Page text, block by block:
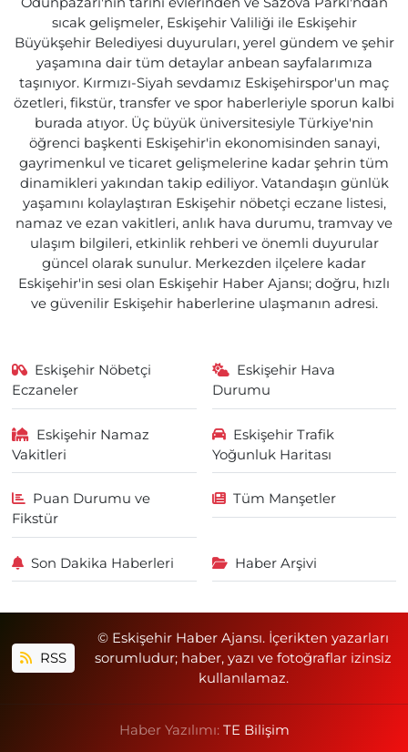
sıcak gelişmeler, Eskişehir Valiliği ile Eskişehir
Büyükşehir Belediyesi duyuruları, yerel gündem ve şehir
yaşamına dair tüm detaylar anbean sayfalarımıza
taşınıyor. Kırmızı-Siyah sevdamız Eskişehirspor'un maç
özetleri, fikstür, transfer ve spor haberleriyle sporun kalbi
burada atıyor. Üç büyük üniversitesiyle Türkiye'nin
öğrenci başkenti Eskişehir'in ekonomisinden sanayi,
gayrimenkul ve ticaret gelişmelerine kadar şehrin tüm
dinamikleri yakından takip ediliyor. Vatandaşın günlük
yaşamını kolaylaştıran Eskişehir nöbetçi eczane listesi,
namaz ve ezan vakitleri, anlık hava durumu, tramvay ve
ulaşım bilgileri, etkinlik rehberi ve önemli duyurular
güncel olarak sunulur. Merkezden ilçelere kadar
Eskişehir'in sesi olan Eskişehir Haber Ajansı; doğru, hızlı
ve güvenilir Eskişehir haberlerine ulaşmanın adresi.
Eskişehir Nöbetçi
Eczaneler
Eskişehir Hava
Durumu
Eskişehir Namaz
Vakitleri
Eskişehir Trafik
Yoğunluk Haritası
Puan Durumu ve
Fikstür
Tüm Manşetler
Son Dakika Haberleri Haber Arşivi
RSS
© Eskişehir Haber Ajansı. İçerikten yazarları
sorumludur; haber, yazı ve fotoğraflar izinsiz
kullanılamaz.
Haber Yazılımı: TE Bilişim